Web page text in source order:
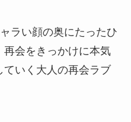
ラい顔の奥にたったひ
再会をきっかけに本気
ていく大人の再会ラブ